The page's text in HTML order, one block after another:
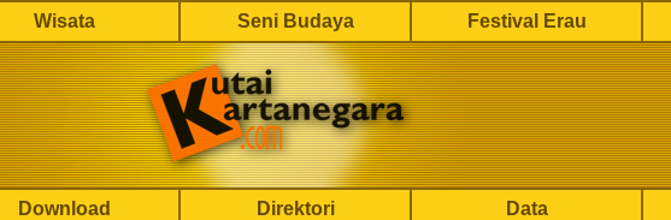
Wisata Seni Budaya Festival Erau
Download Direktori Data